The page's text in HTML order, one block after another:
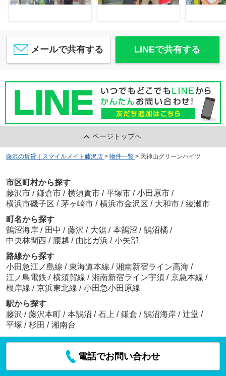
メールで共有する LINEで共有する
ページトップへ
藤沢の賃貸｜スマイルメイト藤沢店 > 物件一覧 > 天神山グリーンハイツ
市区町村から探す
藤沢市 / 鎌倉市 / 横須賀市 / 平塚市 / 小田原市 /
横浜市磯子区 / 茅ヶ崎市 / 横浜市金沢区 / 大和市 / 綾瀬市
町名から探す
鵠沼海岸 / 田中 / 藤沢 / 大鋸 / 本鵠沼 / 鵠沼橘 /
中央林間西 / 腰越 / 由比ガ浜 / 小矢部
路線から探す
小田急江ノ島線 / 東海道本線 / 湘南新宿ライン高海 /
江ノ島電鉄 / 横須賀線 / 湘南新宿ライン宇須 / 京急本線 /
根岸線 / 京浜東北線 / 小田急小田原線
駅から探す
藤沢 / 藤沢本町 / 本鵠沼 / 石上 / 鎌倉 / 鵠沼海岸 / 辻堂 /
平塚 / 杉田 / 湘南台
電話でお問い合わせ